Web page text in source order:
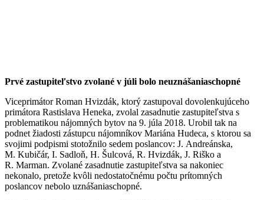
Prvé zastupiteľstvo zvolané v júli bolo neuznášaniaschopné
Viceprimátor Roman Hvizdák, ktorý zastupoval dovolenkujúceho
primátora Rastislava Heneka, zvolal zasadnutie zastupiteľstva s
problematikou nájomných bytov na 9. júla 2018. Urobil tak na
podnet žiadosti zástupcu nájomníkov Mariána Hudeca, s ktorou sa
svojimi podpismi stotožnilo sedem poslancov: J. Andreánska,
M. Kubičár, I. Sadloň, H. Šulcová, R. Hvizdák, J. Riško a
R. Marman. Zvolané zasadnutie zastupiteľstva sa nakoniec
nekonalo, pretože kvôli nedostatočnému počtu prítomných
poslancov nebolo uznášaniaschopné.